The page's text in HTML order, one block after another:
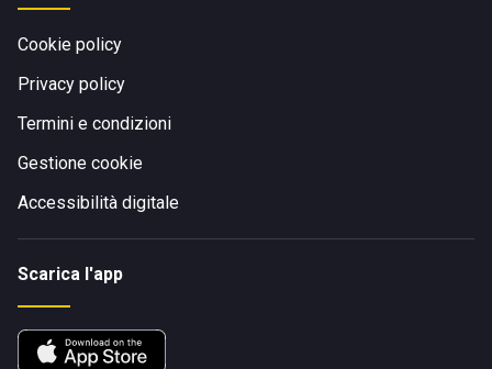
Cookie policy
Privacy policy
Termini e condizioni
Gestione cookie
Accessibilità digitale
Scarica l'app